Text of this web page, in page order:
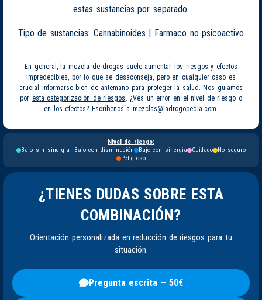
estas sustancias por separado.
Tipo de sustancias: Cannabinoides | Farmaco no psicoactivo
En general, la mezcla de drogas suele aumentar los riesgos y efectos
impredecibles, por lo que se desaconseja, pero en cualquier caso es
crucial informarse bien de antemano para proteger la salud. Nos guiamos
por esta categorización de riesgos . ¿Ves un error en el nivel de riesgo o
en los efectos? Escríbenos a mezclas@ladrogopedia.com.
Nivel de riesgo:
Bajo sin sinergia
Bajo con disminución Bajo con sinergia Cuidado
No seguro
Peligroso
¿TIENES DUDAS SOBRE ESTA
COMBINACIÓN?
Orientación personalizada en reducción de riesgos para tu
situación.
Pregunta escrita – 50€